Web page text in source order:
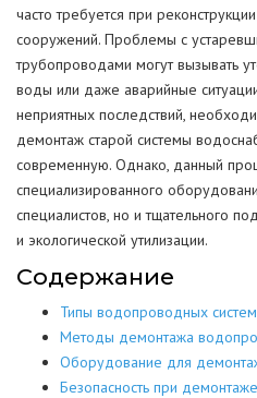
часто требуется при
сооружений. Проблемы с
трубопроводами могут вызывать
воды или даже аварийные
неприятных последствий,
демонтаж старой системы
современную. Однако, данный
специализированного
специалистов, но и тщательного
и экологической утилизации.
Содержание
Типы водопроводных
Методы демонтажа
Оборудование для
Безопасность при